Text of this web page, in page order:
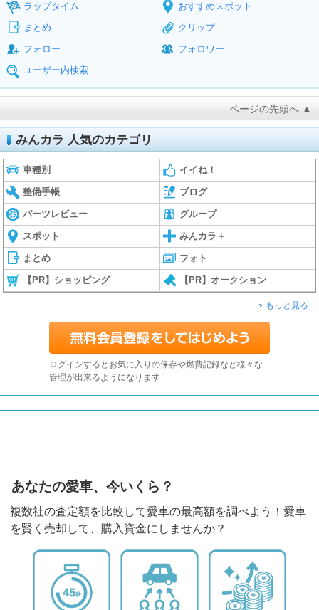
ラップタイム
おすすめスポット
まとめ
クリップ
フォロー
フォロワー
ユーザー内検索
ページの先頭へ ▲
みんカラ 人気のカテゴリ
車種別 イイね！
整備手帳 ブログ
パーツレビュー グループ
スポット みんカラ＋
まとめ フォト
【PR】ショッピング 【PR】オークション
もっと見る
ログインするとお気に入りの保存や燃費記録など様々な
管理が出来るようになります
あなたの愛車、今いくら？
複数社の査定額を比較して愛車の最高額を調べよう！愛車
を賢く売却して、購入資金にしませんか？